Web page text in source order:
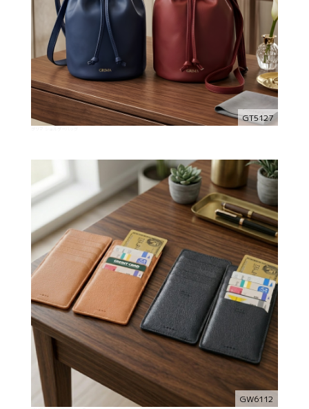
GT5127
GW6112